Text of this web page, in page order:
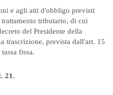
e agli atti d'obbligo previsti
tributario, di cui
del Presidente della
trascrizione, prevista dall'art. 15
fissa.
21.